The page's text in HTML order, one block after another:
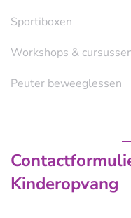
Sportiboxen
Workshops &
Peuter beweeglessen
Kinderopvang